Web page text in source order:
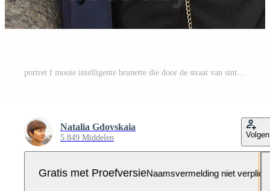
portret f mooie intelligente brunette die door de straat van sint-petersburg in het stadscentrum loopt. charmante bedachtzame vrouw met lang donker haar dwaalt alleen rond, ondergedompeld in gedachten Pro Foto
Natalia Gdovskaia
5.849 Middelen Volgen
Gratis met ProefversieNaamsvermelding niet verplicht